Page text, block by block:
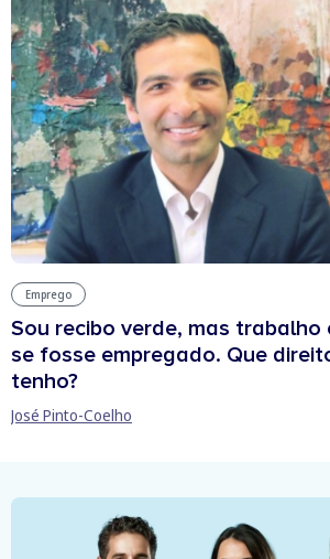
Emprego
Sou recibo verde, mas trabalho
se fosse empregado. Que
tenho?
José Pinto-Coelho